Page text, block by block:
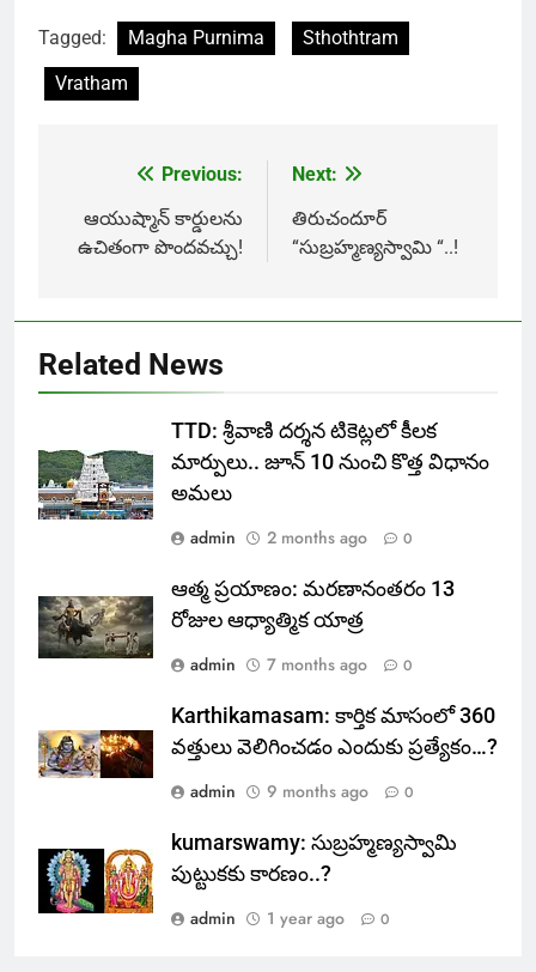
Tagged: Magha Purnima
Sthothtram
Vratham
navigation
Previous:
ఆయుష్మాన్ కార్డులను
ఉచితంగా పొందవచ్చు!
Next:
తిరుచందూర్
“సుబ్రహ్మణ్యస్వామి “..!
Related News
TTD: శ్రీవాణి దర్శన టికెట్లలో కీలక
మార్పులు.. జూన్ 10 నుంచి కొత్త విధానం
అమలు
admin
2 months ago 0
ఆత్మ ప్రయాణం: మరణానంతరం 13
రోజుల ఆధ్యాత్మిక యాత్ర
admin
7 months ago 0
Karthikamasam: కార్తిక మాసంలో 360
వత్తులు వెలిగించడం ఎందుకు ప్రత్యేకం…?
admin
9 months ago 0
kumarswamy: సుబ్రహ్మణ్యస్వామి
పుట్టుకకు కారణం..?
admin
1 year ago 0